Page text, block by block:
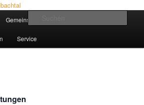
im Walbachtal
Gemeinsam ein Weg
Service